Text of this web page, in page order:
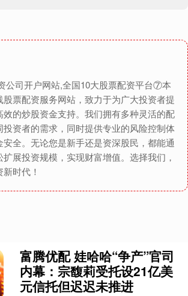
公司开户网站,全国10大股票配资平台⑦本
票配资服务网站，致力于为广大投资者提
的炒股资金支持。我们拥有多种灵活的配
投资者的需求，同时提供专业的风险控制体
全。无论您是新手还是资深股民，都能通
展投资规模，实现财富增值。选择我们，
时代！
富腾优配 娃哈哈“争产”官司
内幕：宗馥莉受托设21亿美
元信托但迟迟未推进